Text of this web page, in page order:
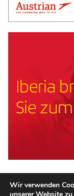
Wir verwenden